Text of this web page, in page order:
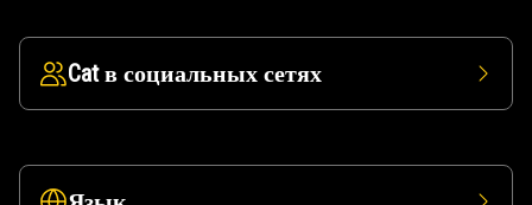
Cat в социальных сетях